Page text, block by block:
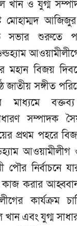
খান ও যুগ্ম
মোহাম্মদ
সভার শুরুতে
মহান বিজয়
সঙ্গীত
মাধ্যমে
সম্পাদক
প্রথম পহরে
আওয়ামীলীগ
নির্বাচনে
কাজ করার
কার্যক্রম
এবং যুগ্ম